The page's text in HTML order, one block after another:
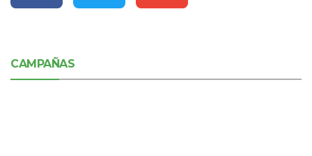
CAMPAÑAS